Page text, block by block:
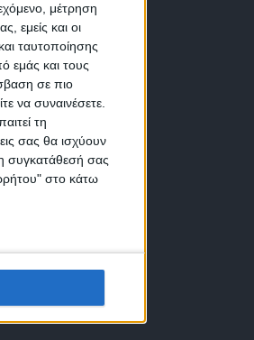
μέτρηση
εμείς και οι
ταυτοποίησης
εμάς και τους
σε πιο
να συναινέσετε.
τη
σας θα ισχύουν
συγκατάθεσή σας
στο κάτω